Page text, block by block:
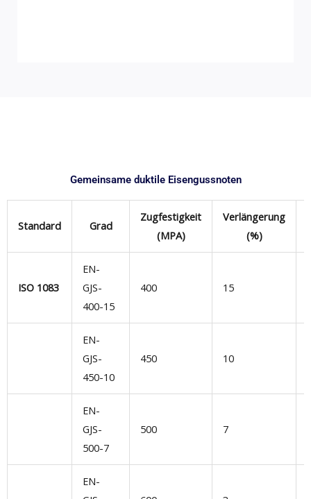
Gemeinsame duktile Eisengussnoten
Standard Grad
Zugfestigkeit
(MPA)
Verlängerung
(%)
ISO 1083
EN-
GJS-
400-15
400 15
EN-
GJS-
450-10
450 10
EN-
GJS-
500-7
500 7
EN-